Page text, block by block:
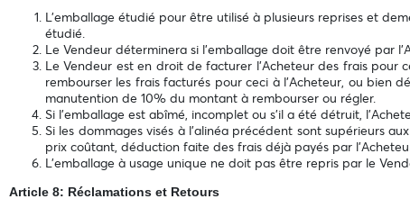
L’emballage étudié pour être utilisé à plusieurs reprises et
étudié.
Le Vendeur déterminera si l'emballage doit être renvoyé par
Le Vendeur est en droit de facturer l’Acheteur des frais pour
rembourser les frais facturés pour ceci à l’Acheteur, ou bien
manutention de 10% du montant à rembourser ou régler.
Si l'emballage est abîmé, incomplet ou s'il a été détruit,
Si les dommages visés à l'alinéa précédent sont supérieurs
prix coûtant, déduction faite des frais déjà payés par
L’emballage à usage unique ne doit pas être repris par le
Article 8: Réclamations et Retours